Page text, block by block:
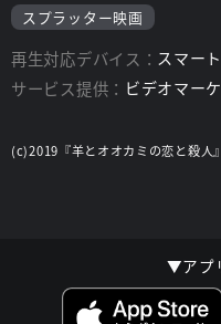
スプラッター映画
再生対応デバイス： スマー
サービス提供： ビデオマー
(c)2019『羊とオオカミの恋と殺
▼アプ